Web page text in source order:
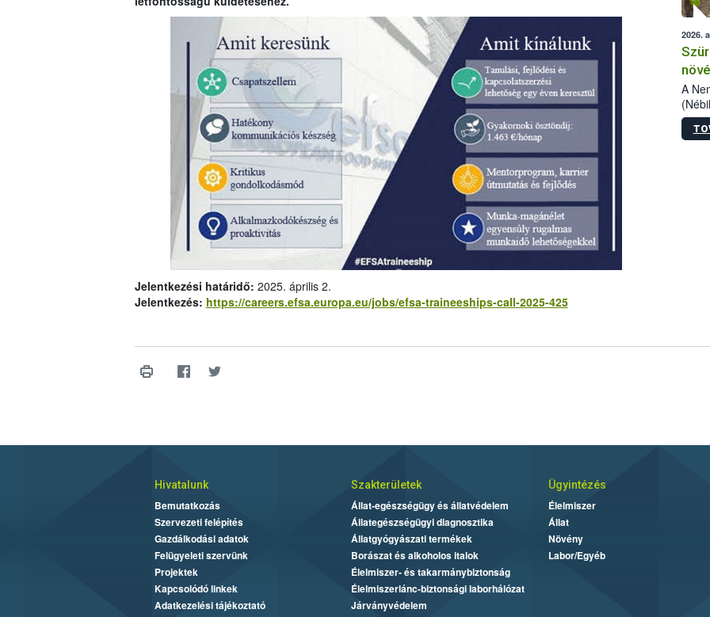
Jelentkezési határidő: 2025. április 2.
Jelentkezés: https://careers.efsa.europa.eu/jobs/efsa-traineeships-call-2025-425
2026.
A
Hivatalunk
Bemutatkozás
Szervezeti felépítés
Gazdálkodási adatok
Felügyeleti szervünk
Projektek
Kapcsolódó linkek
Adatkezelési tájékoztató
Szakterületek
Állat-egészségügy és állatvédelem
Állategészségügyi diagnosztika
Állatgyógyászati termékek
Borászat és alkoholos italok
Élelmiszer- és takarmánybiztonság
Élelmiszerlánc-biztonsági laborhálózat
Járványvédelem
Ügyintézés
Élelmiszer
Állat
Növény
Labor/Egyéb